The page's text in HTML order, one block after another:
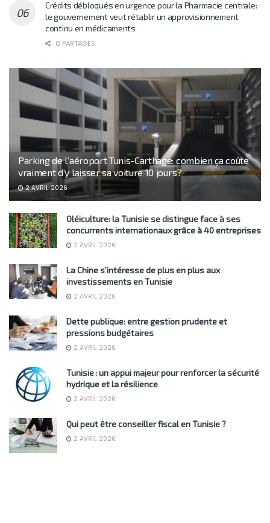
Crédits débloqués en urgence pour la Pharmacie centrale:
le gouvernement veut rétablir un approvisionnement
continu en médicaments
0 PARTAGES
Parking de l’aéroport Tunis-Carthage: combien ça coûte
vraiment d’y laisser sa voiture 10 jours?
2 AVRIL 2026
Oléiculture: la Tunisie se distingue face à ses
concurrents internationaux grâce à 40 entreprises
2 AVRIL 2026
La Chine s’intéresse de plus en plus aux
investissements en Tunisie
2 AVRIL 2026
Dette publique: entre gestion prudente et
pressions budgétaires
2 AVRIL 2026
Tunisie : un appui majeur pour renforcer la sécurité
hydrique et la résilience
2 AVRIL 2026
Qui peut être conseiller fiscal en Tunisie ?
2 AVRIL 2026